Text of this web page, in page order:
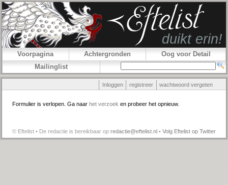
Voorpagina Achtergronden
Oog voor Detail
Mailinglist
Inloggen registreer wachtwoord vergeten
Formulier is verlopen. Ga naar het verzoek en probeer het opnieuw.
© Eftelist • De redactie is bereikbaar op redactie@eftelist.nl • Volg Eftelist op Twitter